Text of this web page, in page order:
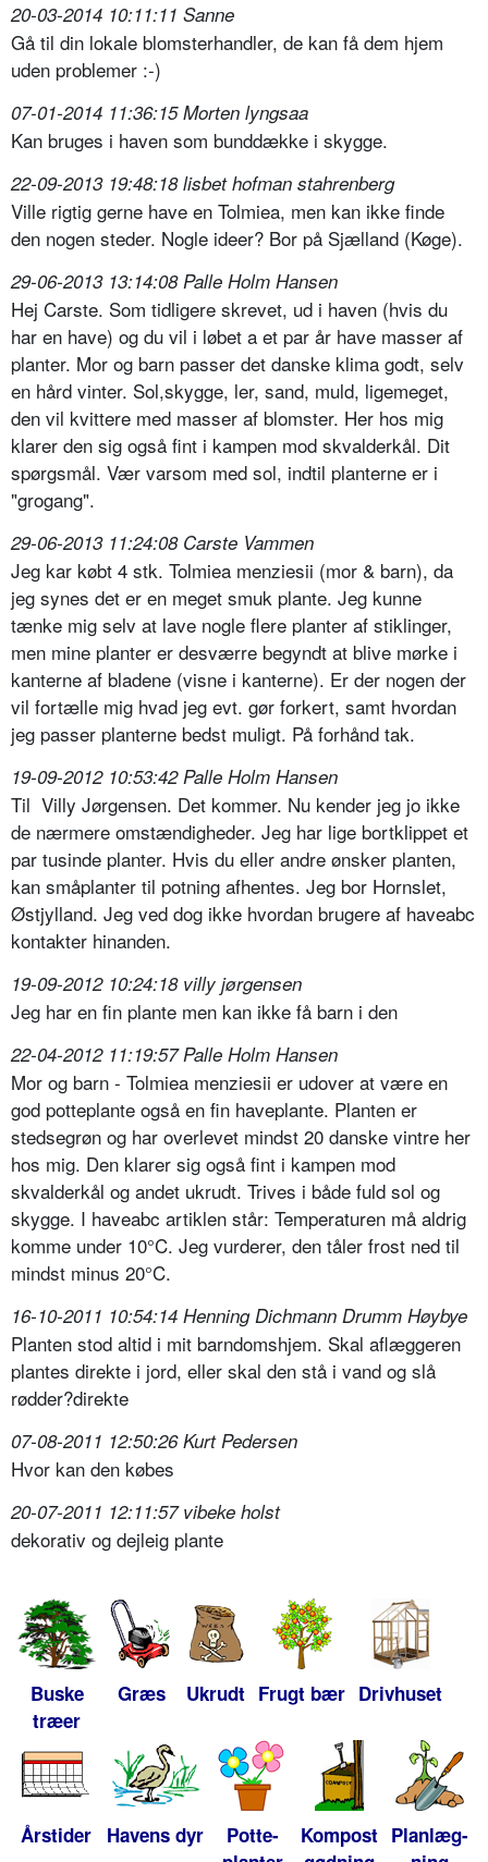
20-03-2014 10:11:11 Sanne
Gå til din lokale blomsterhandler, de kan få dem hjem
uden problemer :-)
07-01-2014 11:36:15 Morten lyngsaa
Kan bruges i haven som bunddække i skygge.
22-09-2013 19:48:18 lisbet hofman stahrenberg
Ville rigtig gerne have en Tolmiea, men kan ikke finde
den nogen steder. Nogle ideer? Bor på Sjælland (Køge).
29-06-2013 13:14:08 Palle Holm Hansen
Hej Carste. Som tidligere skrevet, ud i haven (hvis du
har en have) og du vil i løbet a et par år have masser af
planter. Mor og barn passer det danske klima godt, selv
en hård vinter. Sol,skygge, ler, sand, muld, ligemeget,
den vil kvittere med masser af blomster. Her hos mig
klarer den sig også fint i kampen mod skvalderkål. Dit
spørgsmål. Vær varsom med sol, indtil planterne er i
"grogang".
29-06-2013 11:24:08 Carste Vammen
Jeg kar købt 4 stk. Tolmiea menziesii (mor & barn), da
jeg synes det er en meget smuk plante. Jeg kunne
tænke mig selv at lave nogle flere planter af stiklinger,
men mine planter er desværre begyndt at blive mørke i
kanterne af bladene (visne i kanterne). Er der nogen der
vil fortælle mig hvad jeg evt. gør forkert, samt hvordan
jeg passer planterne bedst muligt. På forhånd tak.
19-09-2012 10:53:42 Palle Holm Hansen
Til Villy Jørgensen. Det kommer. Nu kender jeg jo ikke
de nærmere omstændigheder. Jeg har lige bortklippet et
par tusinde planter. Hvis du eller andre ønsker planten,
kan småplanter til potning afhentes. Jeg bor Hornslet,
Østjylland. Jeg ved dog ikke hvordan brugere af haveabc
kontakter hinanden.
19-09-2012 10:24:18 villy jørgensen
Jeg har en fin plante men kan ikke få barn i den
22-04-2012 11:19:57 Palle Holm Hansen
Mor og barn - Tolmiea menziesii er udover at være en
god potteplante også en fin haveplante. Planten er
stedsegrøn og har overlevet mindst 20 danske vintre her
hos mig. Den klarer sig også fint i kampen mod
skvalderkål og andet ukrudt. Trives i både fuld sol og
skygge. I haveabc artiklen står: Temperaturen må aldrig
komme under 10°C. Jeg vurderer, den tåler frost ned til
mindst minus 20°C.
16-10-2011 10:54:14 Henning Dichmann Drumm Høybye
Planten stod altid i mit barndomshjem. Skal aflæggeren
plantes direkte i jord, eller skal den stå i vand og slå
rødder?direkte
07-08-2011 12:50:26 Kurt Pedersen
Hvor kan den købes
20-07-2011 12:11:57 vibeke holst
dekorativ og dejleig plante
Buske
træer
Græs Ukrudt Frugt bær Drivhuset
Årstider Havens dyr
Potte-
Kompost Planlæg-